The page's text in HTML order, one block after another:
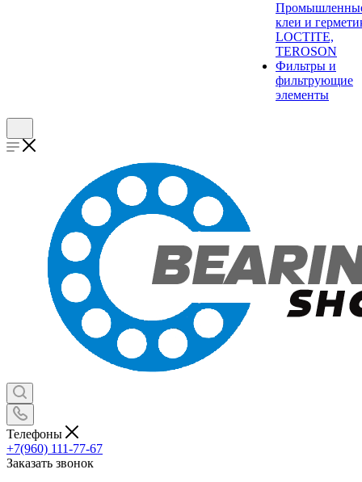
клеи и
LOCTITE,
TEROSON
Фильтры и
фильтрующие
элементы
Телефоны
+7(960) 111-77-67
Заказать звонок